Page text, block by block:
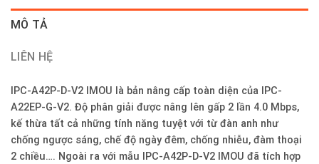
MÔ TẢ
LIÊN HỆ
IPC-A42P-D-V2 IMOU là bản nâng cấp toàn diện của IPC-
A22EP-G-V2. Độ phân giải được nâng lên gấp 2 lần 4.0 Mbps,
kế thừa tất cả những tính năng tuyệt với từ đàn anh như
chống ngược sáng, chế độ ngày đêm, chống nhiễu, đàm thoại
2 chiều…. Ngoài ra với mẫu IPC-A42P-D-V2 IMOU đã tích hợp